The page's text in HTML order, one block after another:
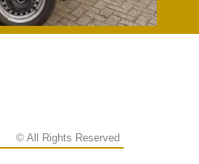
© All Rights Reserved